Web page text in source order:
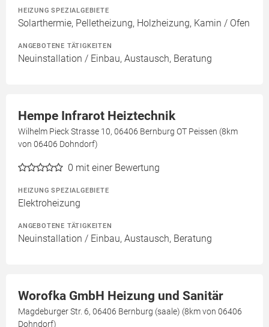
HEIZUNG SPEZIALGEBIETE
Solarthermie, Pelletheizung, Holzheizung, Kamin / Ofen
ANGEBOTENE TÄTIGKEITEN
Neuinstallation / Einbau, Austausch, Beratung
Hempe Infrarot Heiztechnik
Wilhelm Pieck Strasse 10, 06406 Bernburg OT Peissen (8km
von 06406 Dohndorf)
0 mit einer Bewertung
HEIZUNG SPEZIALGEBIETE
Elektroheizung
ANGEBOTENE TÄTIGKEITEN
Neuinstallation / Einbau, Austausch, Beratung
Worofka GmbH Heizung und Sanitär
Magdeburger Str. 6, 06406 Bernburg (saale) (8km von 06406
Dohndorf)